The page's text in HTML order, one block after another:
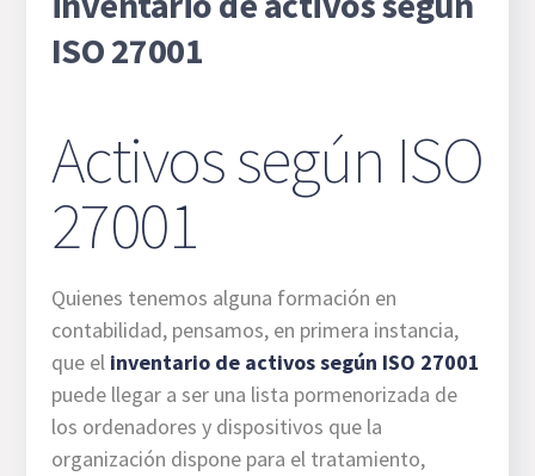
ISO 27001
Activos según ISO
27001
Quienes tenemos alguna formación en
contabilidad, pensamos, en primera instancia,
que el inventario de activos según ISO 27001
puede llegar a ser una lista pormenorizada de
los ordenadores y dispositivos que la
organización dispone para el tratamiento,